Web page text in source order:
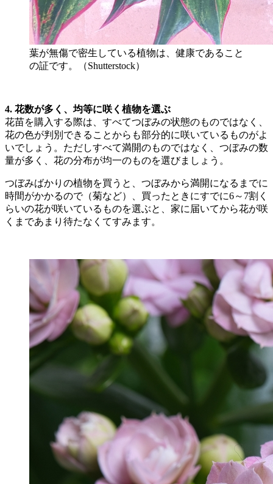
葉が無傷で密生している植物は、健康であること
の証です。（Shutterstock）
4. 花数が多く、均等に咲く植物を選ぶ
花苗を購入する際は、すべてつぼみの状態のものではなく、
花の色が判別できることからも部分的に咲いているものがよ
いでしょう。ただしすべて満開のものではなく、つぼみの数
量が多く、花の分布が均一のものを選びましょう。
つぼみばかりの植物を買うと、つぼみから満開になるまでに
時間がかかるので（菊など）、買ったときにすでに6～7割く
らいの花が咲いているものを選ぶと、家に届いてから花が咲
くまであまり待たなくてすみます。